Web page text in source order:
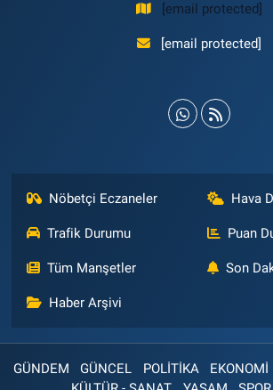
[email protected]
[email protected]
Nöbetçi Eczaneler Hava
Trafik Durumu Puan
Tüm Manşetler Son
Haber Arşivi
GÜNDEM GÜNCEL POLİTİKA EKONOMİ